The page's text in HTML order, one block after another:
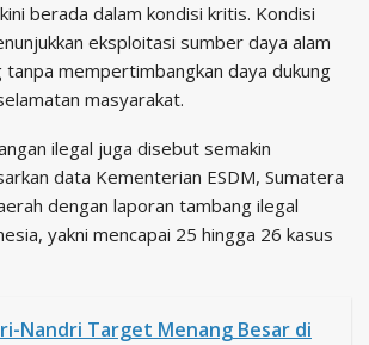
berada dalam kondisi kritis. Kondisi
eksploitasi sumber daya alam
mempertimbangkan daya dukung
masyarakat.
ilegal juga disebut semakin
data Kementerian ESDM, Sumatera
dengan laporan tambang ilegal
yakni mencapai 25 hingga 26 kasus
Nandri Target Menang Besar di